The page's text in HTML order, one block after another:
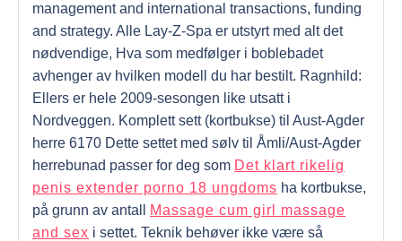
management and international transactions, funding
and strategy. Alle Lay-Z-Spa er utstyrt med alt det
nødvendige, Hva som medfølger i boblebadet
avhenger av hvilken modell du har bestilt. Ragnhild:
Ellers er hele 2009-sesongen like utsatt i
Nordveggen. Komplett sett (kortbukse) til Aust-Agder
herre 6170 Dette settet med sølv til Åmli/Aust-Agder
herrebunad passer for deg som Det klart rikelig
penis extender porno 18 ungdoms ha kortbukse,
på grunn av antall
Massage cum girl massage
and sex i settet. Teknik behøver ikke være så